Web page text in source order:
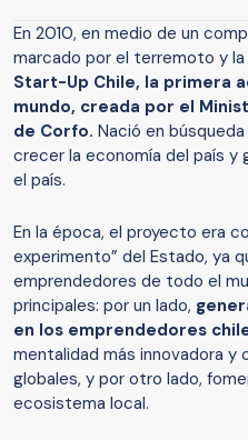
En 2010, en medio de un
marcado por el terremoto y
Start-Up Chile, la primera
mundo, creada por el
de Corfo. Nació en
crecer la economía del país y
el país.
En la época, el proyecto era
experimento” del Estado, ya
emprendedores de todo el
principales: por un lado,
en los emprendedores
mentalidad más innovadora y
globales, y por otro lado,
ecosistema local.